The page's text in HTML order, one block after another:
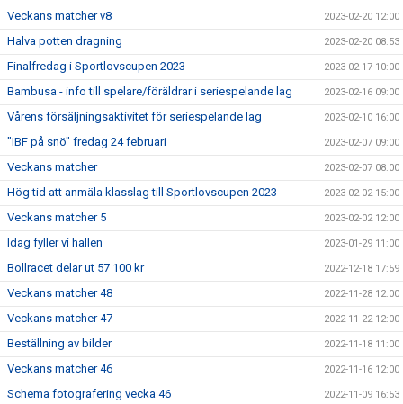
Veckans matcher v8 2023-02-20 12:00
Halva potten dragning 2023-02-20 08:53
Finalfredag i Sportlovscupen 2023 2023-02-17 10:00
Bambusa - info till spelare/föräldrar i seriespelande lag 2023-02-16 09:00
Vårens försäljningsaktivitet för seriespelande lag 2023-02-10 16:00
"IBF på snö" fredag 24 februari 2023-02-07 09:00
Veckans matcher 2023-02-07 08:00
Hög tid att anmäla klasslag till Sportlovscupen 2023 2023-02-02 15:00
Veckans matcher 5 2023-02-02 12:00
Idag fyller vi hallen 2023-01-29 11:00
Bollracet delar ut 57 100 kr 2022-12-18 17:59
Veckans matcher 48 2022-11-28 12:00
Veckans matcher 47 2022-11-22 12:00
Beställning av bilder 2022-11-18 11:00
Veckans matcher 46 2022-11-16 12:00
Schema fotografering vecka 46 2022-11-09 16:53